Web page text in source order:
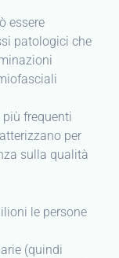
essere
patologici che
più frequenti
per
sulla qualità
le persone
(quindi